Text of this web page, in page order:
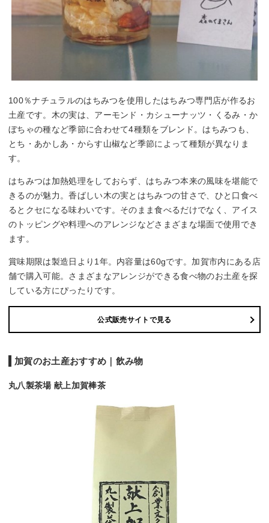
100％ナチュラルのはちみつを使用したはちみつ専門店が作るお
土産です。木の実は、アーモンド・カシューナッツ・くるみ・か
ぼちゃの種など季節に合わせて4種類をブレンド。はちみつも、
とち・あかしあ・からす山椒など季節によって種類が異なりま
す。
はちみつは加熱処理をしておらず、はちみつ本来の風味を堪能で
きるのが魅力。香ばしい木の実とはちみつの甘さで、ひと口食べ
るとクセになる味わいです。そのまま食べるだけでなく、アイス
のトッピングや料理へのアレンジなどさまざまな場面で使用でき
ます。
賞味期限は製造日より1年。内容量は60gです。加賀市内にある店
舗で購入可能。さまざまなアレンジができる食べ物のお土産を探
している方にぴったりです。
公式販売サイトで見る
加賀のお土産おすすめ｜飲み物
丸八製茶場 献上加賀棒茶